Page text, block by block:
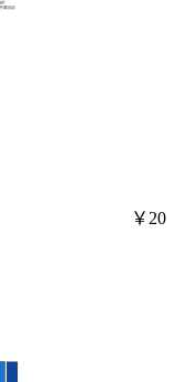
￥20